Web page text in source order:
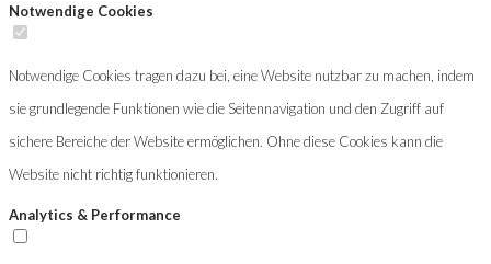
Notwendige Cookies
Notwendige Cookies tragen dazu bei, eine Website nutzbar zu machen, indem
sie grundlegende Funktionen wie die Seitennavigation und den Zugriff auf
sichere Bereiche der Website ermöglichen. Ohne diese Cookies kann die
Website nicht richtig funktionieren.
Analytics & Performance